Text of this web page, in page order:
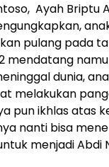
Ayah Briptu
pulang pada
mendatang
dunia,
melakukan
pun ikhlas atas
nanti bisa
menjadi Abdi